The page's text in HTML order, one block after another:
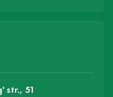
str., 51